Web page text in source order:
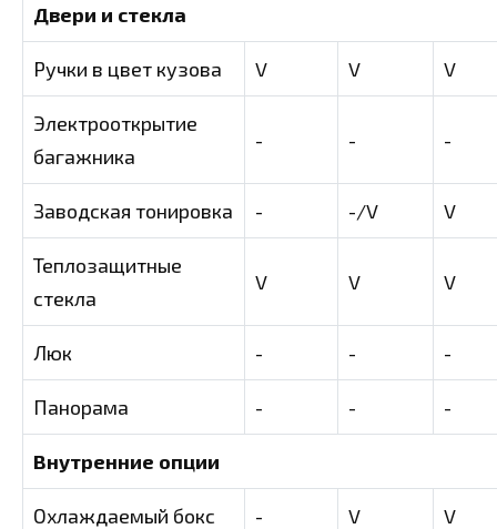
Двери и стекла
Ручки в цвет кузова V V V
Электрооткрытие
багажника
- - -
Заводская тонировка - -/V V
Теплозащитные
стекла
V V V
Люк - - -
Панорама - - -
Внутренние опции
Охлаждаемый бокс - V V